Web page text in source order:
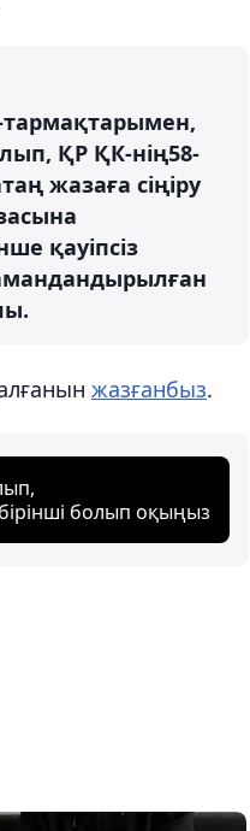
тармақтарымен,
ҚР ҚК-нің58-
жазаға сіңіру
қауіпсіз
жазғанбыз.
болып оқыңыз